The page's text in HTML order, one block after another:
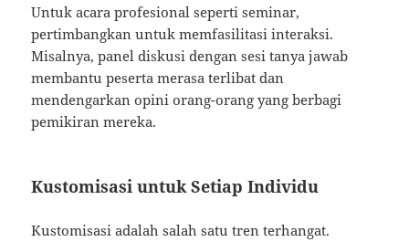
Untuk acara profesional seperti seminar,
pertimbangkan untuk memfasilitasi interaksi.
Misalnya, panel diskusi dengan sesi tanya jawab
membantu peserta merasa terlibat dan
mendengarkan opini orang-orang yang berbagi
pemikiran mereka.
Kustomisasi untuk Setiap Individu
Kustomisasi adalah salah satu tren terhangat.